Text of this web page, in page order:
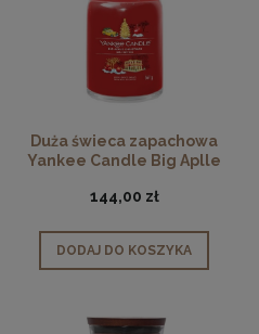
Duża świeca zapachowa
Yankee Candle Big Aplle
144,00 zł
DODAJ DO KOSZYKA